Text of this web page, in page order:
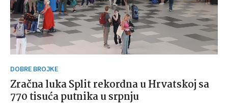
DOBRE BROJKE
Zračna luka Split rekordna u Hrvatskoj sa
770 tisuća putnika u srpnju